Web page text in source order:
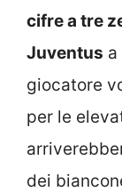
cifre a tre
Juventus
giocatore
per le
dei